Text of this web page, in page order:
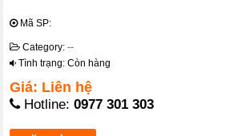
Mã SP:
Category:--
Tình trạng: Còn hàng
Giá: Liên hệ
Hotline:0977 301 303